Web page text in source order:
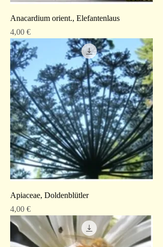
Anacardium orient., Elefantenlaus
Preis
4,00 €
Apiaceae, Doldenblütler
Preis
4,00 €